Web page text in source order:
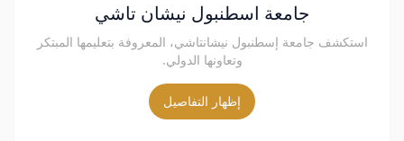
جامعة اسطنبول نيشان تاشي
استكشف جامعة إسطنبول نيشانتاشي، المعروفة بتعليمها المبتكر
وتعاونها الدولي.
إظهار التفاصيل